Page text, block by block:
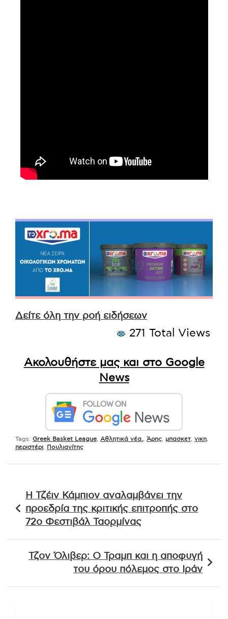
Δείτε όλη την ροή ειδήσεων
271 Total Views
Ακολουθήστε μας και στο Google
News
Tags: Greek Basket League Αθλητικά νέα. Άρης μπασκετ νικη
περιστέρι
Πουλιανίτης
άρθρων
Η Τζέιν Κάμπιον αναλαμβάνει την
προεδρία της κριτικής επιτροπής στο
72ο Φεστιβάλ Ταορμίνας
Τζον Όλιβερ: Ο Τραμπ και η αποφυγή
του όρου πόλεμος στο Ιράν